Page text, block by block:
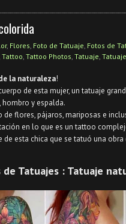
, Flores, Foto de Tatuaje, Fotos de
Tattoo, Tattoo Photos, Tatuaje,
la naturaleza!
de esta mujer, un tatuaje
hombro y espalda.
flores, pájaros, mariposas e
en lo que es un tattoo
esta chica que se tatuó una
de Tatuajes : Tatuaje